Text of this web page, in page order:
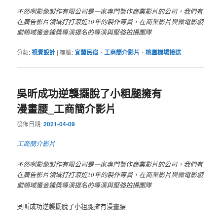
不然咧影像製作有限公司是一家專門製作商業影片的公司，我們有
在廣告影片領域打打滾近20年的製作專員，在商業影片與微電影戲
劇領域獲金鐘獎導演提名的導演與堅強拍攝團隊
分類:視覺設計 |標籤:宜蘭民宿 、工商簡介影片 、桃園機場接送
吳昕成功逆襲擺脫了小粗腿擁有
漫畫腰_工商簡介影片
發佈日期:2021-04-09
工商簡介影片
不然咧影像製作有限公司是一家專門製作商業影片的公司，我們有
在廣告影片領域打打滾近20年的製作專員，在商業影片與微電影戲
劇領域獲金鐘獎導演提名的導演與堅強拍攝團隊
吳昕成功逆襲擺脫了小粗腿擁有漫畫腰